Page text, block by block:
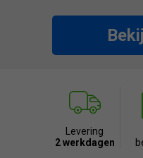
Levering
2 werkdagen